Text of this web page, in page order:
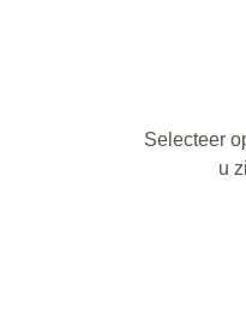
Selecteer
u